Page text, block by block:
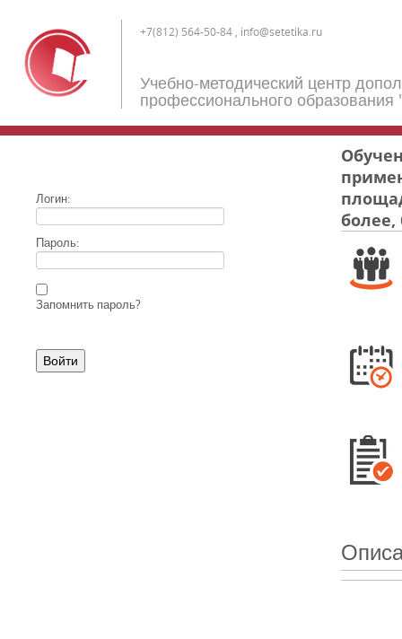
+7(812) 564-50-84 , info@setetika.ru
Учебно-методический центр
профессионального образования
Логин:
Пароль:
Запомнить пароль?